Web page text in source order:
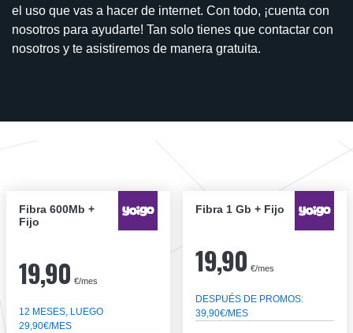
el uso que vas a hacer de internet. Con todo, ¡cuenta con
nosotros para ayudarte! Tan solo tienes que contactar con
nosotros y te asistiremos de manera gratuita.
Fibra 600Mb +
Fijo
19,90 €/mes
12 MESES, LUEGO
29,90€/MES
Fibra 1 Gb + Fijo
19,90 €/mes
DESPUÉS DE PROMOS:
39,90€/MES